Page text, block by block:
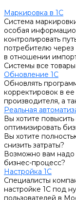
Маркировка в 1С
Система
особая
контролировать
потребителю через
в отношении
Системы все
Обновление 1С
Обновлять
корректировок в
производителя, а
Реальная
Вы хотите
оптимизировать
Вы хотите
снизить затраты?
Возможно вам надо
бизнес-процесс?
Настройка 1С
Специалисты
настройке 1С под
пользователей в